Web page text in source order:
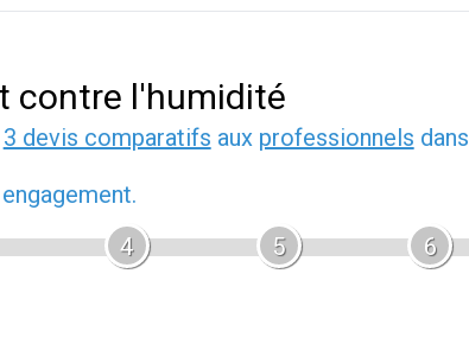
contre l'humidité
3 devis comparatifs aux professionnels dans
4 5 6